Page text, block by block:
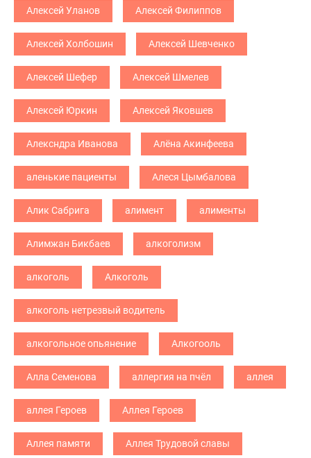
Алексей Уланов Алексей Филиппов
Алексей Холбошин Алексей Шевченко
Алексей Шефер Алексей Шмелев
Алексей Юркин Алексей Яковшев
Алексндра Иванова Алёна Акинфеева
аленькие пациенты Алеся Цымбалова
Алик Сабрига алимент алименты
Алимжан Бикбаев алкоголизм
алкоголь Алкоголь
алкоголь нетрезвый водитель
алкогольное опьянение Алкогооль
Алла Семенова аллергия на пчёл аллея
аллея Героев Аллея Героев
Аллея памяти Аллея Трудовой славы